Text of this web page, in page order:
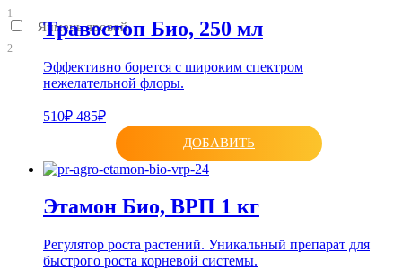
1
Ячмень яровой
2
Травостоп Био, 250 мл
Эффективно борется с широким спектром
нежелательной флоры.
510₽ 485₽
ДОБАВИТЬ
Этамон Био, ВРП 1 кг
Регулятор роста растений. Уникальный препарат для
быстрого роста корневой системы.